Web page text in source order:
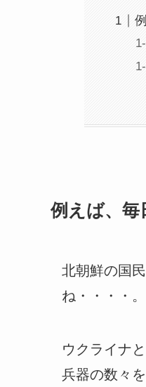
例えば、毎
北朝鮮の国
ね・・・・。
ウクライナ
兵器の数々